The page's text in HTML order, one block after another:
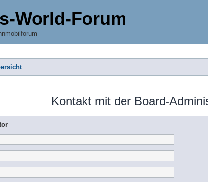
World-Forum
Kontakt mit der Board-